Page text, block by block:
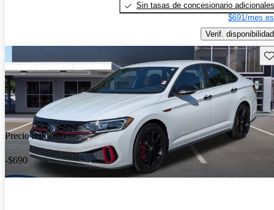
Sin tasas de concesionario adicionales
$691/mes
Verif. disponibilidad
Precio reducido
-$690